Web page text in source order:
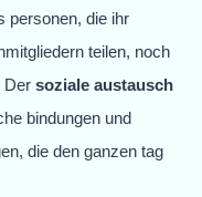
personen, die ihr
teilen, noch
Der soziale austausch
bindungen und
die den ganzen tag